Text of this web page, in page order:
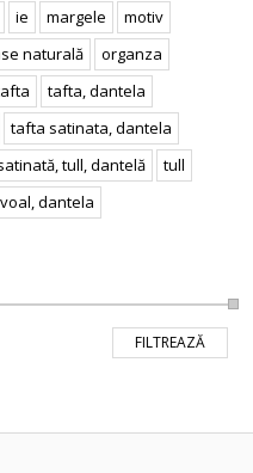
ie margele
motiv
naturală
organza
tafta, dantela
tafta satinata, dantela
tull, dantelă
tull
voal, dantela
FILTREAZĂ